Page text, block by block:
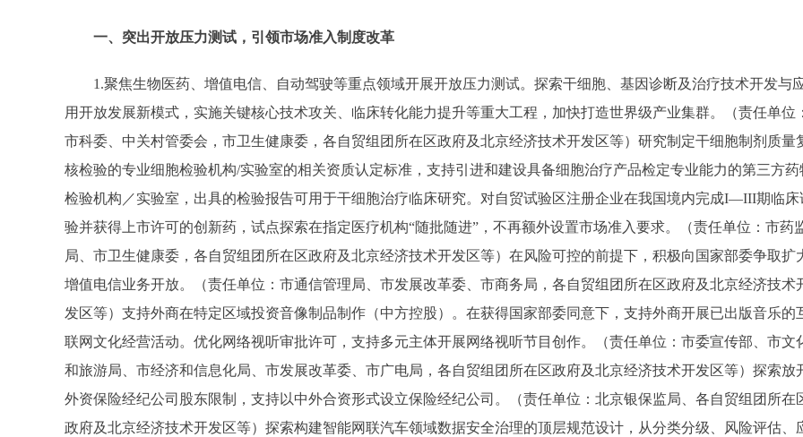
一、突出开放压力测试，引领市场准入制度改革
1.聚焦生物医药、增值电信、自动驾驶等重点领域开展开放压力测试。探索干细胞、基因诊断及治疗技术开发与
用开放发展新模式，实施关键核心技术攻关、临床转化能力提升等重大工程，加快打造世界级产业集群。（责任单位：
市科委、中关村管委会，市卫生健康委，各自贸组团所在区政府及北京经济技术开发区等）研究制定干细胞制剂质量
核检验的专业细胞检验机构/实验室的相关资质认定标准，支持引进和建设具备细胞治疗产品检定专业能力的第三方药
检验机构／实验室，出具的检验报告可用于干细胞治疗临床研究。对自贸试验区注册企业在我国境内完成I—III期临床
验并获得上市许可的创新药，试点探索在指定医疗机构“随批随进”，不再额外设置市场准入要求。（责任单位：市药
局、市卫生健康委，各自贸组团所在区政府及北京经济技术开发区等）在风险可控的前提下，积极向国家部委争取扩
增值电信业务开放。（责任单位：市通信管理局、市发展改革委、市商务局，各自贸组团所在区政府及北京经济技术
发区等）支持外商在特定区域投资音像制品制作（中方控股）。在获得国家部委同意下，支持外商开展已出版音乐的
联网文化经营活动。优化网络视听审批许可，支持多元主体开展网络视听节目创作。（责任单位：市委宣传部、市文
和旅游局、市经济和信息化局、市发展改革委、市广电局，各自贸组团所在区政府及北京经济技术开发区等）探索放
外资保险经纪公司股东限制，支持以中外合资形式设立保险经纪公司。（责任单位：北京银保监局、各自贸组团所在
政府及北京经济技术开发区等）探索构建智能网联汽车领域数据安全治理的顶层规范设计，从分类分级、风险评估、